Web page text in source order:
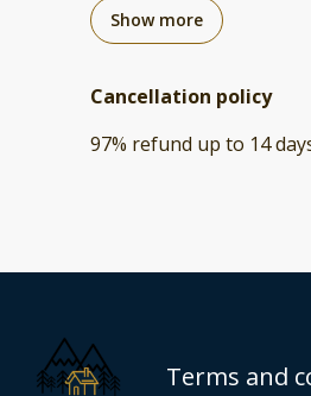
Show more
Cancellation policy
97% refund up to 14
Terms and